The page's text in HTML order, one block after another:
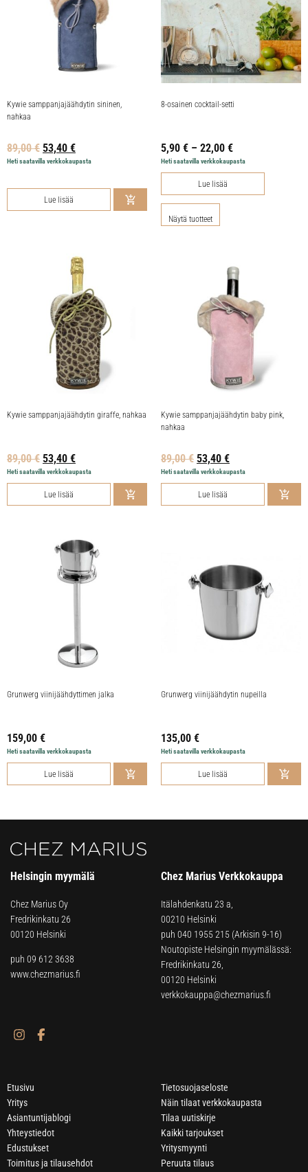
Kywie samppanjajäähdytin sininen,
nahkaa
89,00€ 53,40 €
Heti saatavilla verkkokaupasta
Lue lisää
8-osainen cocktail-setti
5,90 € – 22,00 €
Heti saatavilla verkkokaupasta
Lue lisää
Näytä tuotteet
Kywie samppanjajäähdytin giraffe, nahkaa
89,00€ 53,40 €
Heti saatavilla verkkokaupasta
Lue lisää
Kywie samppanjajäähdytin baby pink,
nahkaa
89,00€ 53,40 €
Heti saatavilla verkkokaupasta
Lue lisää
Grunwerg viinijäähdyttimen jalka
159,00 €
Heti saatavilla verkkokaupasta
Lue lisää
Grunwerg viinijäähdytin nupeilla
135,00 €
Heti saatavilla verkkokaupasta
Lue lisää
Helsingin myymälä
Chez Marius Oy
Fredrikinkatu 26
00120 Helsinki
puh 09 612 3638
www.chezmarius.fi
Chez Marius Verkkokauppa
Itälahdenkatu 23 a,
00210 Helsinki
puh 040 1955 215 (Arkisin 9-16)
Noutopiste Helsingin myymälässä:
Fredrikinkatu 26,
00120 Helsinki
verkkokauppa@chezmarius.fi
Etusivu
Yritys
Asiantuntijablogi
Yhteystiedot
Edustukset
Toimitus ja tilausehdot
Tietosuojaseloste
Näin tilaat verkkokaupasta
Tilaa uutiskirje
Kaikki tarjoukset
Yritysmyynti
Peruuta tilaus